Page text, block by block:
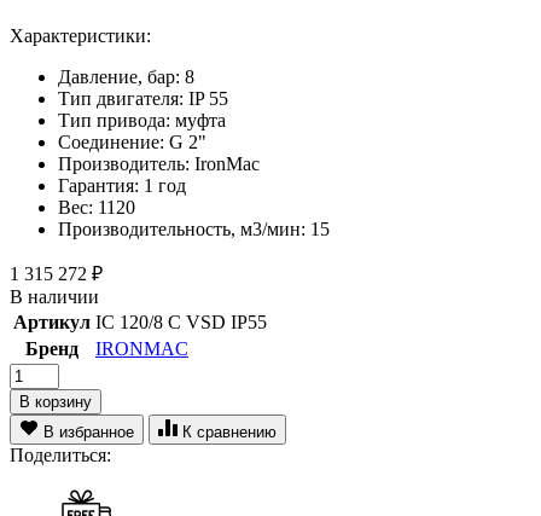
Характеристики:
Давление, бар: 8
Тип двигателя: IP 55
Тип привода: муфта
Соединение: G 2"
Производитель: IronMac
Гарантия: 1 год
Вес: 1120
Производительность, м3/мин: 15
1 315 272 ₽
В наличии
Артикул IC 120/8 C VSD IP55
Бренд
IRONMAC
В корзину
В избранное
К сравнению
Поделиться: